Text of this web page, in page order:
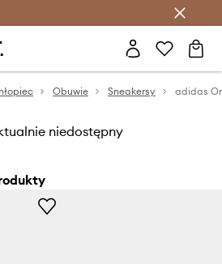
z Answear Club >
Obuwie Sneakersy
niedostępny